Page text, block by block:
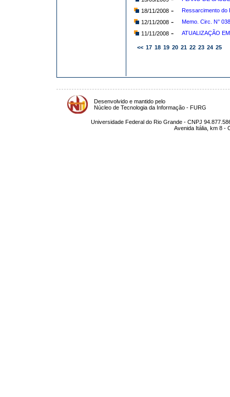
18/11/2008-
Ressarcimento do
12/11/2008-
Memo. Circ. N°
11/11/2008- ATUALIZAÇÃO
<< 17 18 19 20 21 22 23 24 25
Desenvolvido e mantido pelo
Núcleo de Tecnologia da Informação - FURG
Universidade Federal do Rio Grande - CNPJ
Avenida Itália, km 8 -